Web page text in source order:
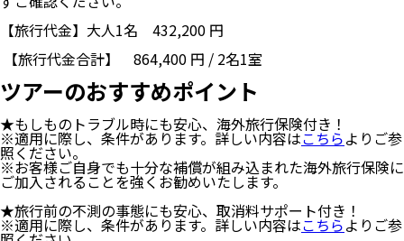
【旅行代金】大人1名 432,200 円
【旅行代金合計】 864,400 円 / 2名1室
ツアーのおすすめポイント
★もしものトラブル時にも安心、海外旅行保険付き！
※適用に際し、条件があります。詳しい内容はこちらよりご参
照ください。
※お客様ご自身でも十分な補償が組み込まれた海外旅行保険に
ご加入されることを強くお勧めいたします。
★旅行前の不測の事態にも安心、取消料サポート付き！
※適用に際し、条件があります。詳しい内容はこちらよりご参